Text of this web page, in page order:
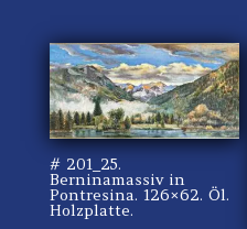
# 201_25.
Berninamassiv in
Pontresina. 126×62. Öl.
Holzplatte.